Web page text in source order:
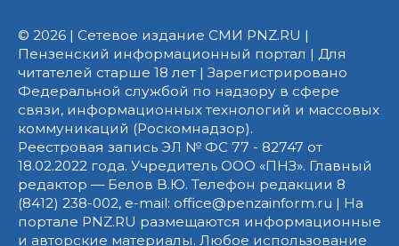
© 2026 | Сетевое издание СМИ PNZ.RU |
Пензенский информационный портал | Для
читателей старше 18 лет | Зарегистрировано
Федеральной службой по надзору в сфере
связи, информационных технологий и массовых
коммуникаций (Роскомнадзор).
Реестровая запись ЭЛ № ФС 77 - 82747 от
18.02.2022 года. Учредитель ООО «ПНЗ». Главный
редактор — Белов В.Ю. Телефон редакции 8
(8412) 238-002, e-mail: office@penzainform.ru | На
портале PNZ.RU размещаются информационные
и авторские материалы. Любое использование